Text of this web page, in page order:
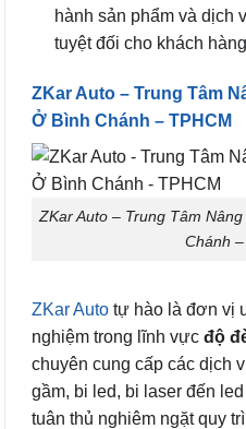
hành sản phẩm và dịch
tuyệt đối cho khách
ZKar Auto – Trung Tâm
Ở Bình Chánh – TPHCM
ZKar Auto – Trung Tâm
Chánh
ZKar Auto tự hào là đơn vị
nghiệm trong lĩnh vực độ
chuyên cung cấp các dịch
gầm, bi led, bi laser đến
tuân thủ nghiêm ngặt quy